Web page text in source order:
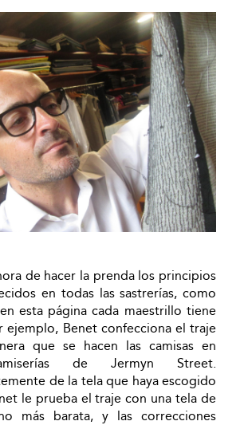
de hacer la prenda los principios
en todas las sastrerías, como
esta página cada maestrillo tiene
ejemplo, Benet confecciona el traje
que se hacen las camisas en
de Jermyn Street.
de la tela que haya escogido
le prueba el traje con una tela de
más barata, y las correcciones